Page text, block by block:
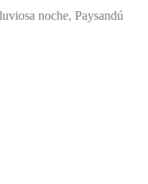
noche, Paysandú